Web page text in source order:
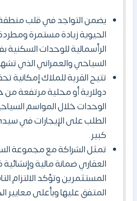
يضمن التواجد في قلب
الحيوية زيادة مستمرة
الرأسمالية للوحدات السكنية
السياحي والعمراني الذي
تتيح القرية للملاك إمكانية
دولارية أو محلية مرتفعة من
الوحدات خلال المواسم
الطلب على الإيجارات في
كبير.
تمثل الشراكة مع مجموعة
العقاري ضمانة مالية
المستثمرين وتؤكد الالتزام
المتفق عليها وبأعلى معايير